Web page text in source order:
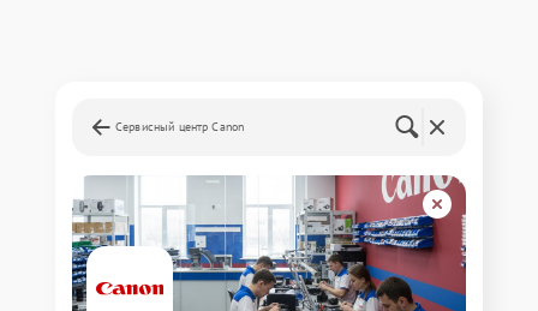
Сервисный центр Canon